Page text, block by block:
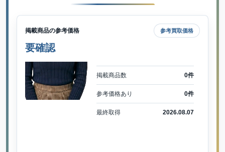
掲載商品の参考価格 参考買取価格
要確認
掲載商品数 0件
参考価格あり 0件
最終取得 2026.08.07